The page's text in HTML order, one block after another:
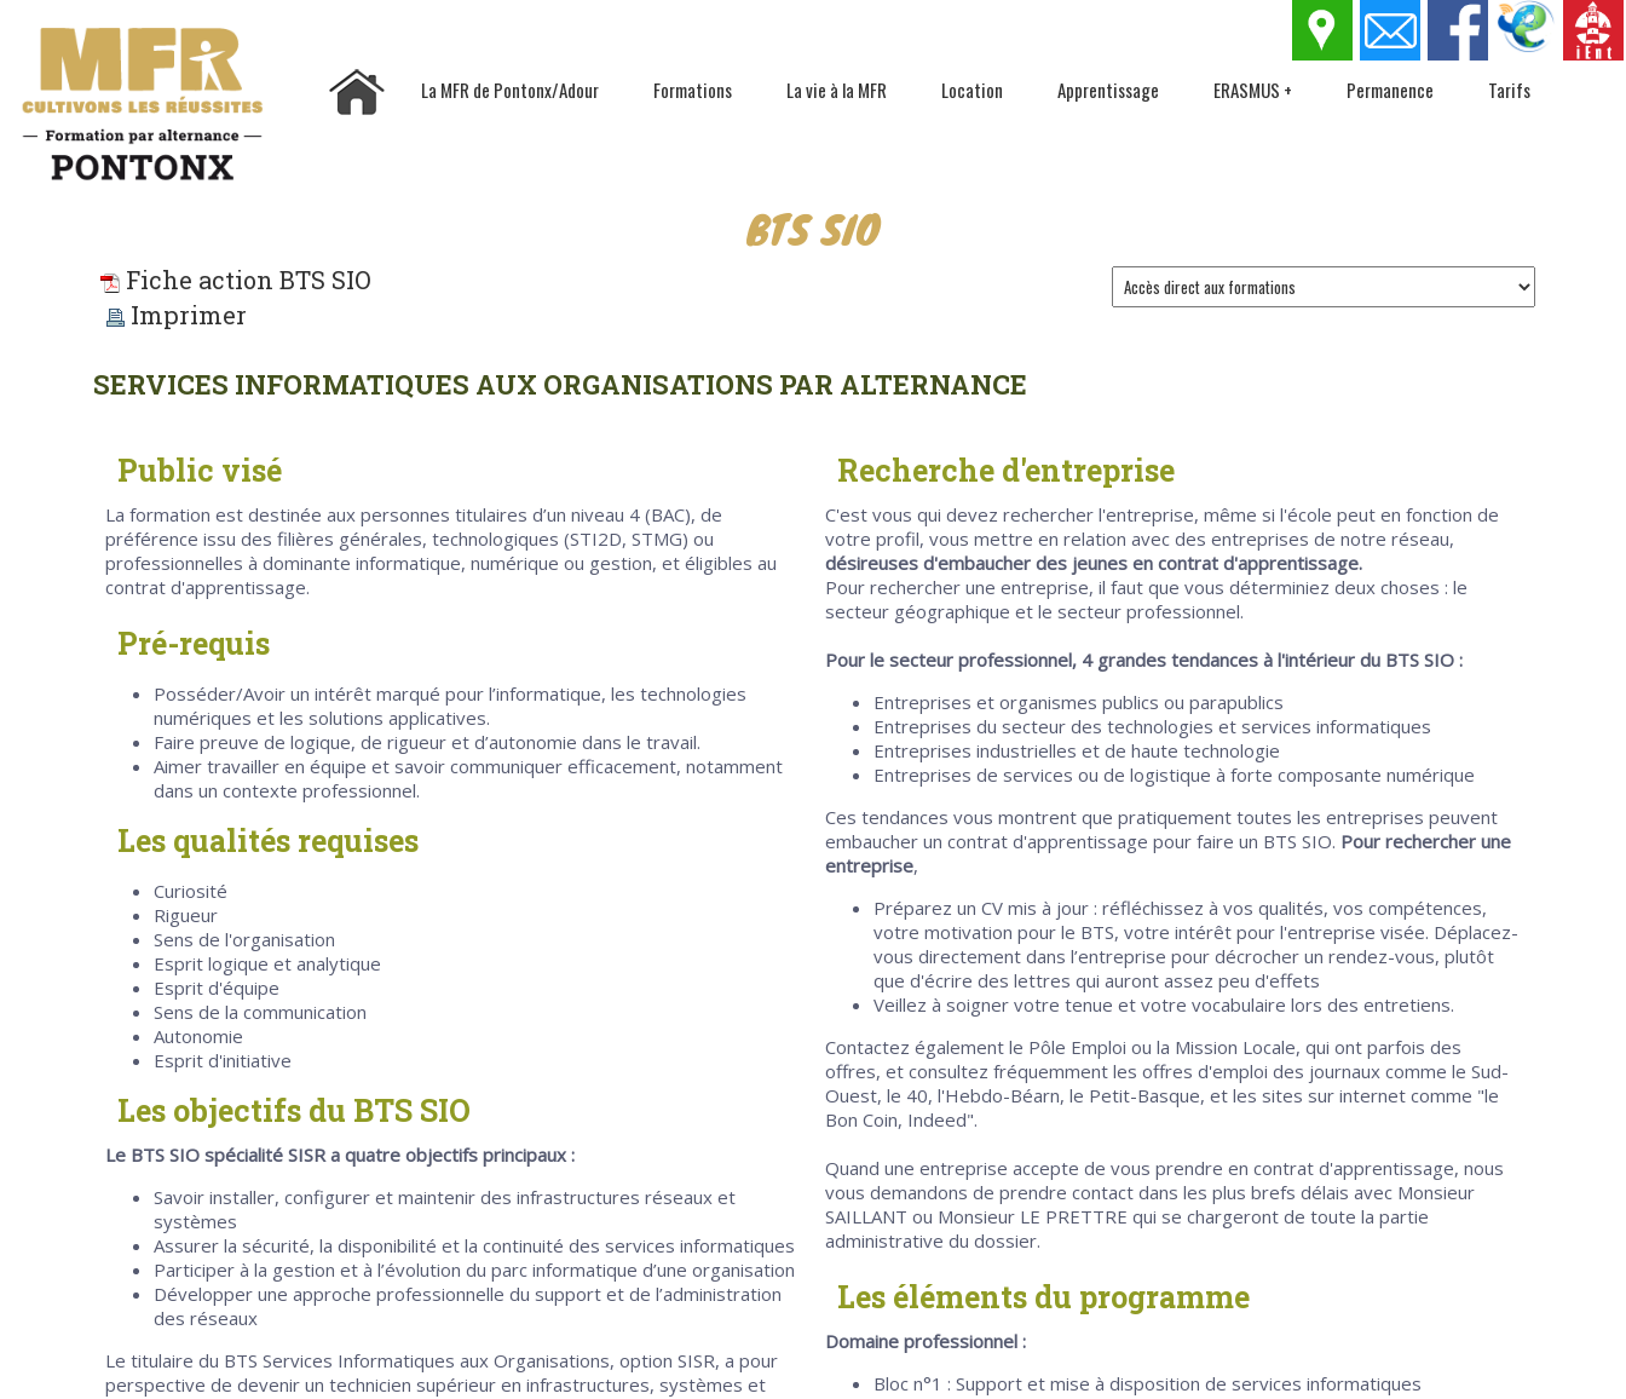
La MFR de Pontonx/Adour Formations La vie à la MFR Location Apprentissage ERASMUS + Permanence Tarifs
BTS SIO
Fiche action BTS SIO
Imprimer
SERVICES INFORMATIQUES AUX ORGANISATIONS PAR ALTERNANCE
Public visé
La formation est destinée aux personnes titulaires d’un niveau 4 (BAC), de
préférence issu des filières générales, technologiques (STI2D, STMG) ou
professionnelles à dominante informatique, numérique ou gestion, et éligibles au
contrat d'apprentissage.
Pré-requis
Posséder/Avoir un intérêt marqué pour l’informatique, les technologies
numériques et les solutions applicatives.
Faire preuve de logique, de rigueur et d’autonomie dans le travail.
Aimer travailler en équipe et savoir communiquer efficacement, notamment
dans un contexte professionnel.
Les qualités requises
Curiosité
Rigueur
Sens de l'organisation
Esprit logique et analytique
Esprit d'équipe
Sens de la communication
Autonomie
Esprit d'initiative
Les objectifs du BTS SIO
Le BTS SIO spécialité SISR a quatre objectifs principaux :
Savoir installer, configurer et maintenir des infrastructures réseaux et
systèmes
Assurer la sécurité, la disponibilité et la continuité des services informatiques
Participer à la gestion et à l’évolution du parc informatique d’une organisation
Développer une approche professionnelle du support et de l’administration
des réseaux
Le titulaire du BTS Services Informatiques aux Organisations, option SISR, a pour
perspective de devenir un technicien supérieur en infrastructures, systèmes et
Recherche d'entreprise
C'est vous qui devez rechercher l'entreprise, même si l'école peut en fonction de
votre profil, vous mettre en relation avec des entreprises de notre réseau,
désireuses d'embaucher des jeunes en contrat d'apprentissage.
Pour rechercher une entreprise, il faut que vous déterminiez deux choses : le
secteur géographique et le secteur professionnel.
Pour le secteur professionnel, 4 grandes tendances à l'intérieur du BTS SIO :
Entreprises et organismes publics ou parapublics
Entreprises du secteur des technologies et services informatiques
Entreprises industrielles et de haute technologie
Entreprises de services ou de logistique à forte composante numérique
Ces tendances vous montrent que pratiquement toutes les entreprises peuvent
embaucher un contrat d'apprentissage pour faire un BTS SIO. Pour rechercher une
entreprise,
Préparez un CV mis à jour : réfléchissez à vos qualités, vos compétences,
votre motivation pour le BTS, votre intérêt pour l'entreprise visée. Déplacez-
vous directement dans l’entreprise pour décrocher un rendez-vous, plutôt
que d'écrire des lettres qui auront assez peu d'effets
Veillez à soigner votre tenue et votre vocabulaire lors des entretiens.
Contactez également le Pôle Emploi ou la Mission Locale, qui ont parfois des
offres, et consultez fréquemment les offres d'emploi des journaux comme le Sud-
Ouest, le 40, l'Hebdo-Béarn, le Petit-Basque, et les sites sur internet comme "le
Bon Coin, Indeed".
Quand une entreprise accepte de vous prendre en contrat d'apprentissage, nous
vous demandons de prendre contact dans les plus brefs délais avec Monsieur
SAILLANT ou Monsieur LE PRETTRE qui se chargeront de toute la partie
administrative du dossier.
Les éléments du programme
Domaine professionnel :
Bloc n°1 : Support et mise à disposition de services informatiques